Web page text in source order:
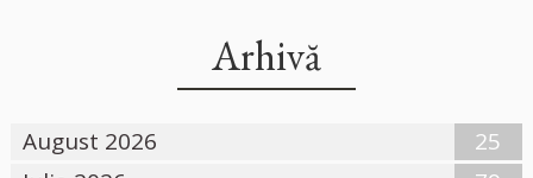
Arhivă
August 2026
25